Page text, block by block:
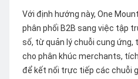
Với định hướng này, One
phân phối B2B sang việc tập
số, từ quản lý chuỗi cung ứng,
cho phân khúc merchants,
để kết nối trực tiếp các chuỗi